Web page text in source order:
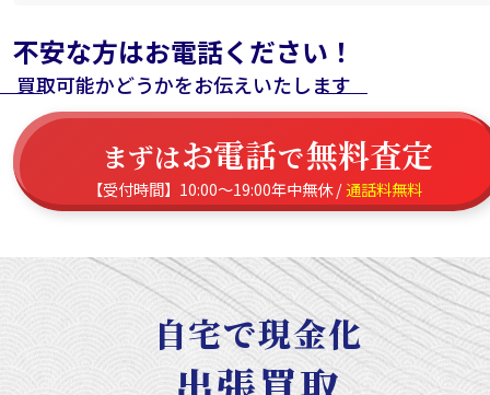
不安な方はお電話ください！
買取可能かどうかをお伝えいたします
まずはお電話で無料査定
【受付時間】10:00～19:00年中無休 /通話料無料
自宅で現金化